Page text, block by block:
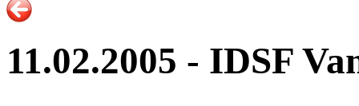
11.02.2005 - IDSF